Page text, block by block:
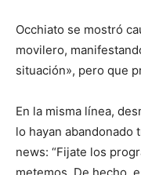
Occhiato se mostró
movilero,
situación», pero que
En la misma línea,
lo hayan abandonado
news: “Fijate los
metemos. De hecho,